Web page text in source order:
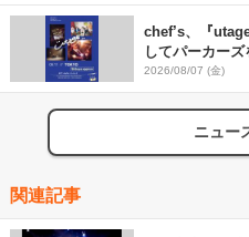
chef’s、『
してパーカーズ
2026/08/07 (金)
ニュー
関連記事